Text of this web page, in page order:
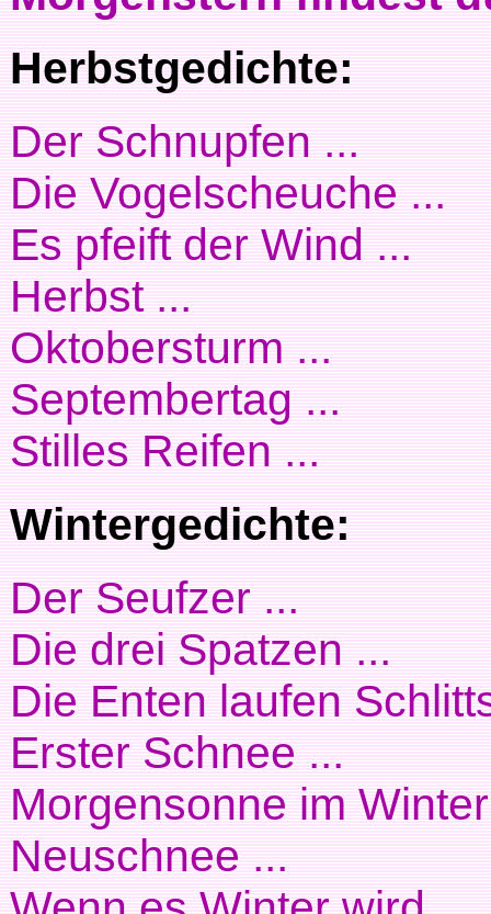
Herbstgedichte:
Der Schnupfen ...
Die Vogelscheuche ...
Es pfeift der Wind ...
Herbst ...
Oktobersturm ...
Septembertag ...
Stilles Reifen ...
Wintergedichte:
Der Seufzer ...
Die drei Spatzen ...
Die Enten laufen
Erster Schnee ...
Morgensonne im
Neuschnee ...